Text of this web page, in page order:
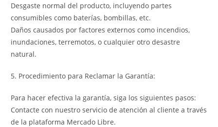
Desgaste normal del producto, incluyendo partes
consumibles como baterías, bombillas, etc.
Daños causados por factores externos como incendios,
inundaciones, terremotos, o cualquier otro desastre
natural.
5. Procedimiento para Reclamar la Garantía:
Para hacer efectiva la garantía, siga los siguientes pasos:
Contacte con nuestro servicio de atención al cliente a través
de la plataforma Mercado Libre.